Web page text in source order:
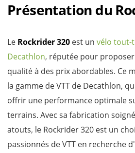
Présentation du
Le Rockrider 320 est un vélo tout-
Decathlon, réputée pour
qualité à des prix abordables. Ce
la gamme de VTT de Decathlon,
offrir une performance optimale
terrains. Avec sa fabrication
atouts, le Rockrider 320 est un
passionnés de VTT en recherche